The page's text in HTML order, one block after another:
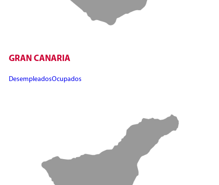
GRAN CANARIA
DesempleadosOcupados